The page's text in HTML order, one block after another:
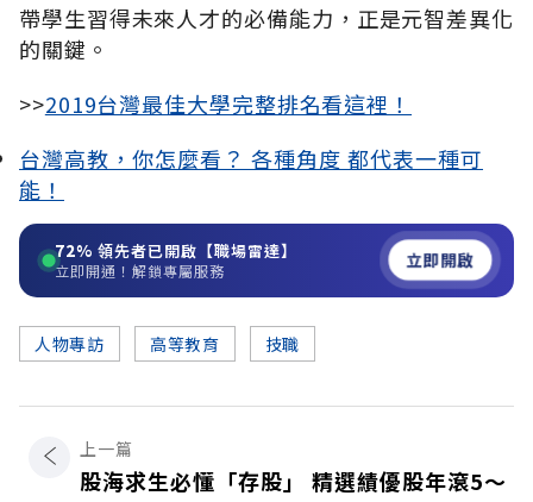
帶學生習得未來人才的必備能力，正是元智差異化
的關鍵。
>>2019台灣最佳大學完整排名看這裡！
台灣高教，你怎麼看？ 各種角度 都代表一種可
能！
72% 領先者已開啟【職場雷達】
立即開通！解鎖專屬服務 立即開啟
人物專訪 高等教育 技職
上一篇
股海求生必懂「存股」 精選績優股年滾5～